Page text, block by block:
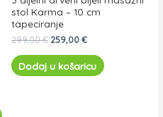
stol Karma – 10 cm
tapeciranje
299,00€ 259,00 €
Dodaj u košaricu